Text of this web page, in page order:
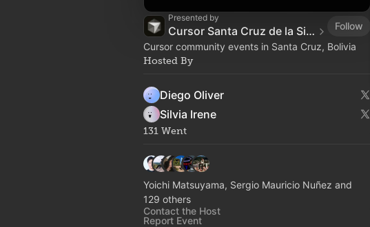
Presented by
Cursor Santa Cruz de la Sierra, Bolivia
Follow
Cursor community events in Santa Cruz, Bolivia
Hosted By
Diego Oliver
Silvia Irene
131 Went
Yoichi Matsuyama, Sergio Mauricio Nuñez and
129 others
Contact the Host
Report Event